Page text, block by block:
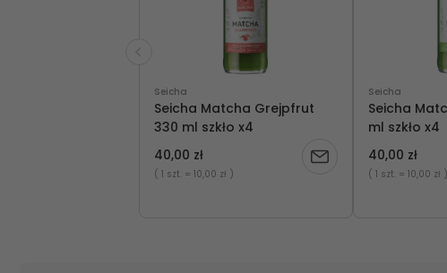
Seicha
Seicha Matcha Grejpfrut
330 ml szkło x4
40,00 zł
( 1 szt. = 10,00 zł )
Powiadom
Seicha
Seicha
ml szkło x4
40,00 zł
( 1 szt. = 10,00 zł )